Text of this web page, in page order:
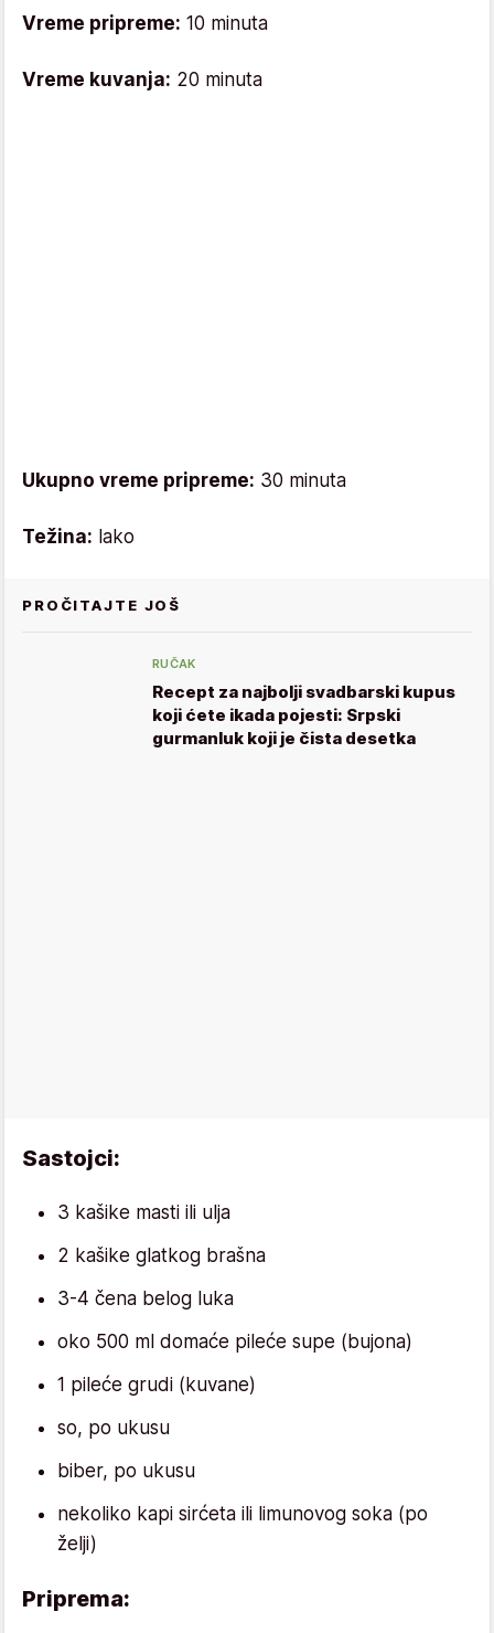
Vreme pripreme: 10 minuta
Vreme kuvanja: 20 minuta
Ukupno vreme pripreme: 30 minuta
Težina: lako
PROČITAJTE JOŠ
RUČAK
Recept za najbolji svadbarski kupus
koji ćete ikada pojesti: Srpski
gurmanluk koji je čista desetka
Sastojci:
3 kašike masti ili ulja
2 kašike glatkog brašna
3-4 čena belog luka
oko 500 ml domaće pileće supe (bujona)
1 pileće grudi (kuvane)
so, po ukusu
biber, po ukusu
nekoliko kapi sirćeta ili limunovog soka (po
želji)
Priprema: